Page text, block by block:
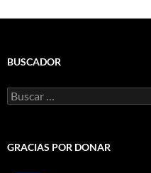
BUSCADOR
Buscar:
GRACIAS POR DONAR